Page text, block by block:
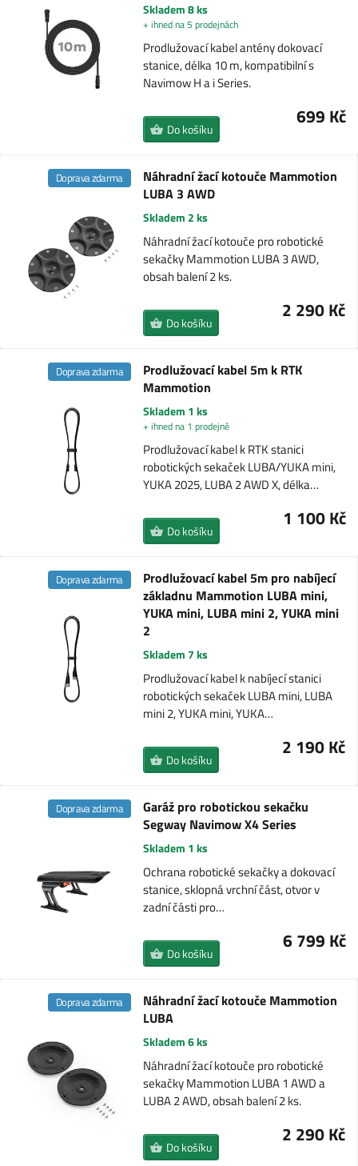
Skladem 8 ks
+ ihned na 5 prodejnách
Prodlužovací kabel antény dokovací
stanice, délka 10 m, kompatibilní s
Navimow H a i Series.
699 Kč
Do košíku
Náhradní žací kotouče Mammotion
LUBA 3 AWD
Doprava zdarma
Skladem 2 ks
Náhradní žací kotouče pro robotické
sekačky Mammotion LUBA 3 AWD,
obsah balení 2 ks.
2 290 Kč
Do košíku
Prodlužovací kabel 5m k RTK
Mammotion
Doprava zdarma
Skladem 1 ks
+ ihned na 1 prodejně
Prodlužovací kabel k RTK stanici
robotických sekaček LUBA/YUKA mini,
YUKA 2025, LUBA 2 AWD X, délka…
1 100 Kč
Do košíku
Prodlužovací kabel 5m pro nabíjecí
základnu Mammotion LUBA mini,
YUKA mini, LUBA mini 2, YUKA mini
2
Doprava zdarma
Skladem 7 ks
Prodlužovací kabel k nabíjecí stanici
robotických sekaček LUBA mini, LUBA
mini 2, YUKA mini, YUKA…
2 190 Kč
Do košíku
Garáž pro robotickou sekačku
Segway Navimow X4 Series
Doprava zdarma
Skladem 1 ks
Ochrana robotické sekačky a dokovací
stanice, sklopná vrchní část, otvor v
zadní části pro…
6 799 Kč
Do košíku
Náhradní žací kotouče Mammotion
LUBA
Doprava zdarma
Skladem 6 ks
Náhradní žací kotouče pro robotické
sekačky Mammotion LUBA 1 AWD a
LUBA 2 AWD, obsah balení 2 ks.
2 290 Kč
Do košíku